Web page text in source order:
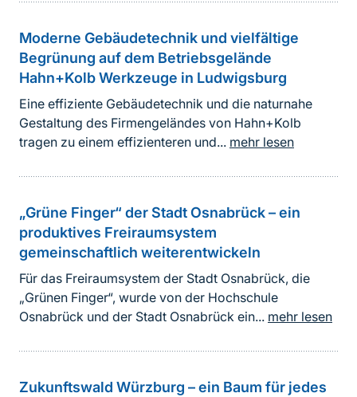
Moderne Gebäudetechnik und vielfältige
Begrünung auf dem Betriebsgelände
Hahn+Kolb Werkzeuge in Ludwigsburg
Eine effiziente Gebäudetechnik und die naturnahe
Gestaltung des Firmengeländes von Hahn+Kolb
tragen zu einem effizienteren und... mehr lesen
„Grüne Finger“ der Stadt Osnabrück – ein
produktives Freiraumsystem
gemeinschaftlich weiterentwickeln
Für das Freiraumsystem der Stadt Osnabrück, die
„Grünen Finger“, wurde von der Hochschule
Osnabrück und der Stadt Osnabrück ein... mehr lesen
Zukunftswald Würzburg – ein Baum für jedes